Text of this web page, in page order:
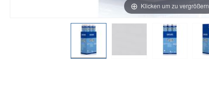
Klicken um zu vergrößern